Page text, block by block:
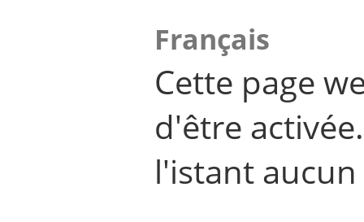
Français
Cette page
d'être
l'istant